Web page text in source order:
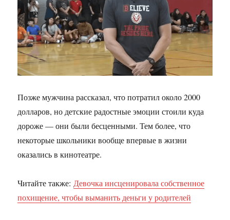
Позже мужчина рассказал, что потратил около 2000
долларов, но детские радостные эмоции стоили куда
дороже — они были бесценными. Тем более, что
некоторые школьники вообще впервые в жизни
оказались в кинотеатре.
Читайте также:Девочка инсценировала собственное
похищение, чтобы выманить деньги у родителей